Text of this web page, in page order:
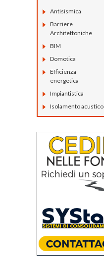
Antisismica
Barriere
Architettoniche
BIM
Domotica
Efficienza
energetica
Impiantistica
Isolamento acustico